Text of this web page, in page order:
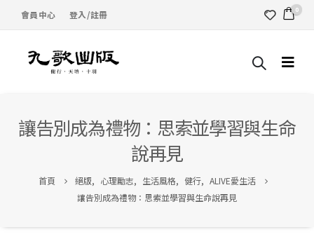
會員中心 登入/註冊 0
讓告別成為禮物：思索並學習與生命
說再見
首頁 絕版, 心理勵志, 生活風格, 健行, ALIVE愛生活
讓告別成為禮物：思索並學習與生命說再見